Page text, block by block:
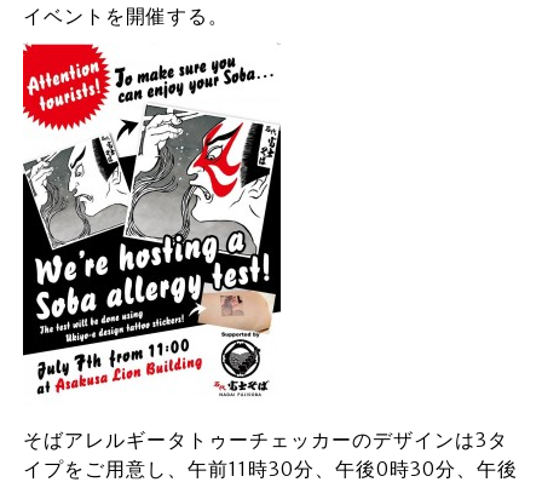
イベントを開催する。
そばアレルギータトゥーチェッカーのデザインは3タ
イプをご用意し、午前11時30分、午後0時30分、午後